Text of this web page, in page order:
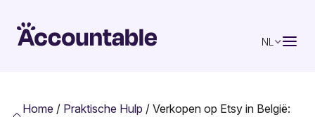
NL
Home / Praktische Hulp / Verkopen op Etsy in België: